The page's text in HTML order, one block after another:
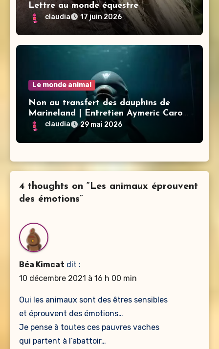
Lettre au monde équestre
claudia 17 juin 2026
Le monde animal
Non au transfert des dauphins de
Marineland | Entretien Aymeric Caron
Lamya Essemlali – Sea Shepherd
claudia 29 mai 2026
4 thoughts on “Les animaux éprouvent
des émotions”
Béa Kimcat dit :
10 décembre 2021 à 16 h 00 min
Oui les animaux sont des êtres sensibles
et éprouvent des émotions…
Je pense à toutes ces pauvres vaches
qui partent à l’abattoir…